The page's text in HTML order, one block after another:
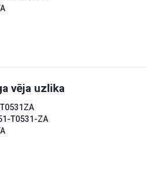
vēja uzlika
T0531-ZA